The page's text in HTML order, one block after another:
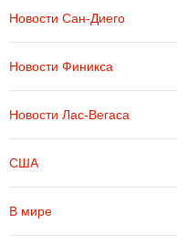
Новости Сан-Диего
Новости Финикса
Новости Лас-Вегаса
США
В мире